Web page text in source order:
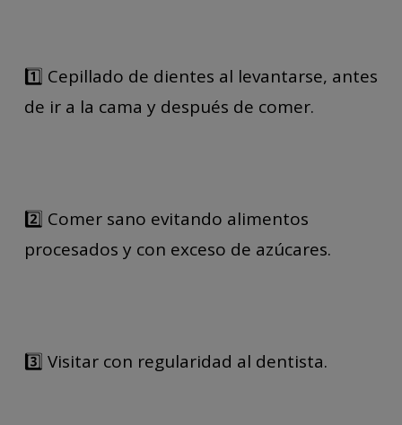
1️⃣ Cepillado de dientes al levantarse, antes
de ir a la cama y después de comer.
2️⃣ Comer sano evitando alimentos
procesados y con exceso de azúcares.
3️⃣ Visitar con regularidad al dentista.